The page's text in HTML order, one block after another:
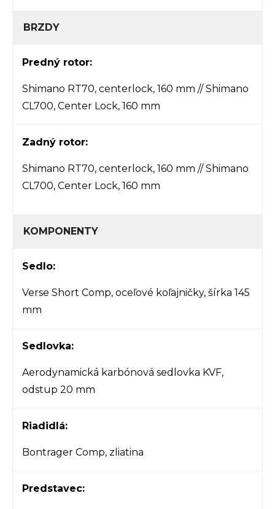
BRZDY
Predný rotor:
Shimano RT70, centerlock, 160 mm // Shimano
CL700, Center Lock, 160 mm
Zadný rotor:
Shimano RT70, centerlock, 160 mm // Shimano
CL700, Center Lock, 160 mm
KOMPONENTY
Sedlo:
Verse Short Comp, oceľové koľajničky, šírka 145
mm
Sedlovka:
Aerodynamická karbónová sedlovka KVF,
odstup 20 mm
Riadidlá:
Bontrager Comp, zliatina
Predstavec: